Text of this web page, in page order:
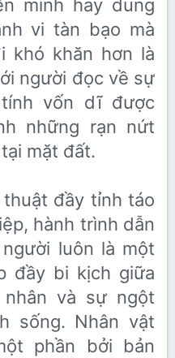
minh hay dung
vi tàn bạo mà
khó khăn hơn là
người đọc về sự
vốn dĩ được
những rạn nứt
mặt đất.
đầy tỉnh táo
hành trình dẫn
luôn là một
đầy bi kịch giữa
và sự ngột
sống. Nhân vật
phần bởi bản